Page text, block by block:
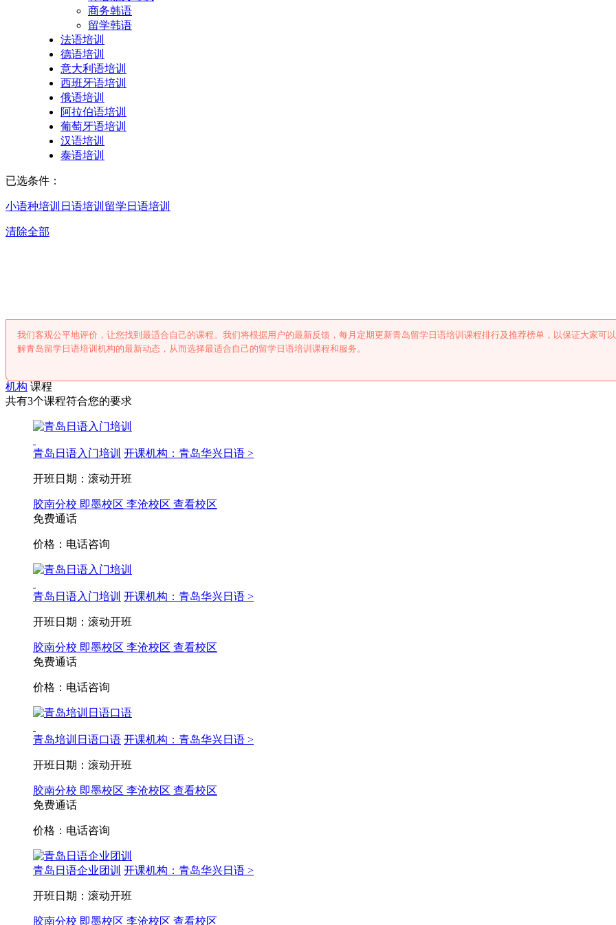
商务韩语
留学韩语
法语培训
德语培训
意大利语培训
西班牙语培训
俄语培训
阿拉伯语培训
葡萄牙语培训
汉语培训
泰语培训
已选条件：
小语种培训 日语培训 留学日语培训
清除全部
我们客观公平地评价，让您找到最适合自己的课程。我们将根据用户的最新反馈，每月定期更新青岛留学日语培训课程排行及推荐榜单，以保证大家可
解青岛留学日语培训机构的最新动态，从而选择最适合自己的留学日语培训课程和服务。
机构 课程
共有3个课程符合您的要求
青岛日语入门培训 开课机构：青岛华兴日语 >
开班日期：滚动开班
胶南分校 即墨校区 李沧校区 查看校区
免费通话
价格：电话咨询
青岛日语入门培训 开课机构：青岛华兴日语 >
开班日期：滚动开班
胶南分校 即墨校区 李沧校区 查看校区
免费通话
价格：电话咨询
青岛培训日语口语 开课机构：青岛华兴日语 >
开班日期：滚动开班
胶南分校 即墨校区 李沧校区 查看校区
免费通话
价格：电话咨询
青岛日语企业团训 开课机构：青岛华兴日语 >
开班日期：滚动开班
胶南分校 即墨校区 李沧校区 查看校区